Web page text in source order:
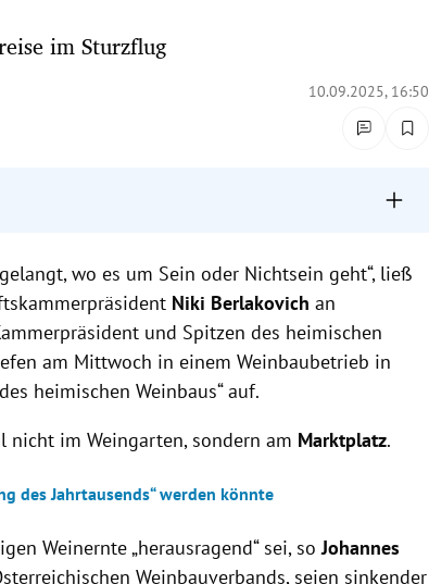
im Sturzflug
10.09.2025, 16:50
Unterstützung, Bürokratieabbau und stärkere
wirtschaftliche Lage der Winzer angespannt.
wo es um Sein oder Nichtsein geht“, ließ
Niki Berlakovich an
und Spitzen des heimischen
am Mittwoch in einem Weinbaubetrieb in
heimischen Weinbaus“ auf.
nicht im Weingarten, sondern am Marktplatz.
des Jahrtausends“ werden könnte
Weinernte „herausragend“ sei, soJohannes
Weinbauverbands, seien sinkender